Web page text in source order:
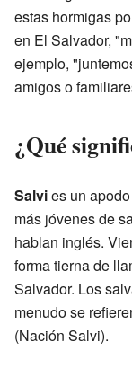
estas hormigas
en El Salvador,
ejemplo,
amigos o
¿Qué
Salvies un
más jóvenes de
hablan inglés.
forma tierna de
Salvador. Los
menudo se
(Nación Salvi).